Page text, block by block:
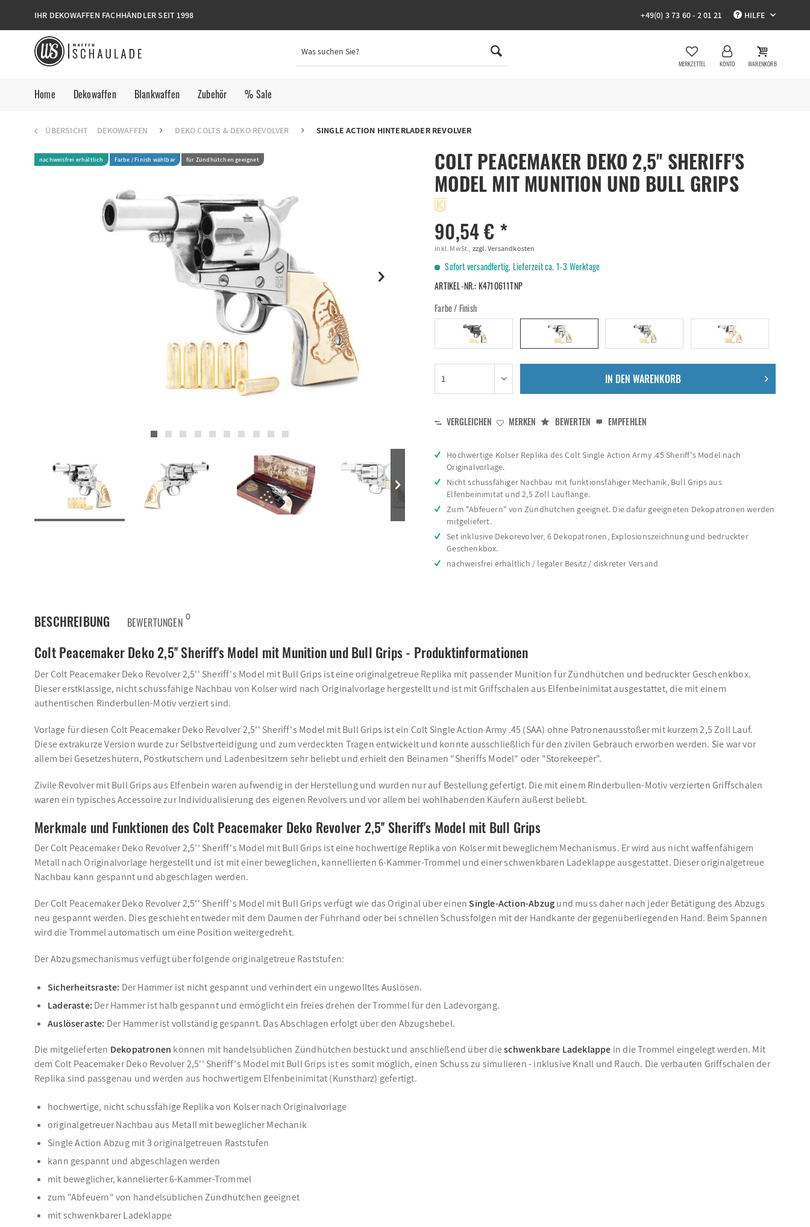
IHR DEKOWAFFEN FACHHÄNDLER SEIT 1998 +49(0) 3 73 60 - 2 01 21 HILFE
MERKZETTEL KONTO WARENKORB
Home Dekowaffen Blankwaffen Zubehör % Sale
ÜBERSICHT DEKOWAFFEN DEKO COLTS & DEKO REVOLVER SINGLE ACTION HINTERLADER REVOLVER
COLT PEACEMAKER DEKO 2,5'' SHERIFF'S
MODEL MIT MUNITION UND BULL GRIPS
nachweisfrei erhältlich Farbe / Finish wählbar für Zündhütchen geeignet
90,54 € *
inkl. MwSt., zzgl. Versandkosten
Sofort versandfertig, Lieferzeit ca. 1-3 Werktage
ARTIKEL-NR.:K4710611TNP
Farbe / Finish
IN DEN WARENKORB
VERGLEICHEN MERKEN BEWERTEN EMPFEHLEN
Hochwertige Kolser Replika des Colt Single Action Army .45 Sheriff's Model nach
Originalvorlage.
Nicht schussfähiger Nachbau mit funktionsfähiger Mechanik, Bull Grips aus
Elfenbeinimitat und 2,5 Zoll Lauflänge.
Zum "Abfeuern" von Zündhütchen geeignet. Die dafür geeigneten Dekopatronen werden
mitgeliefert.
Set inklusive Dekorevolver, 6 Dekopatronen, Explosionszeichnung und bedruckter
Geschenkbox.
nachweisfrei erhältlich / legaler Besitz / diskreter Versand
BESCHREIBUNG BEWERTUNGEN 0
Colt Peacemaker Deko 2,5'' Sheriff's Model mit Munition und Bull Grips - Produktinformationen
Der Colt Peacemaker Deko Revolver 2,5'' Sheriff's Model mit Bull Grips ist eine originalgetreue Replika mit passender Munition für Zündhütchen und bedruckter Geschenkbox.
Dieser erstklassige, nicht schussfähige Nachbau von Kolser wird nach Originalvorlage hergestellt und ist mit Griffschalen aus Elfenbeinimitat ausgestattet, die mit einem
authentischen Rinderbullen-Motiv verziert sind.
Vorlage für diesen Colt Peacemaker Deko Revolver 2,5'' Sheriff's Model mit Bull Grips ist ein Colt Single Action Army .45 (SAA) ohne Patronenausstoßer mit kurzem 2,5 Zoll Lauf.
Diese extrakurze Version wurde zur Selbstverteidigung und zum verdeckten Tragen entwickelt und konnte ausschließlich für den zivilen Gebrauch erworben werden. Sie war vor
allem bei Gesetzeshütern, Postkutschern und Ladenbesitzern sehr beliebt und erhielt den Beinamen "Sheriffs Model" oder "Storekeeper".
Zivile Revolver mit Bull Grips aus Elfenbein waren aufwendig in der Herstellung und wurden nur auf Bestellung gefertigt. Die mit einem Rinderbullen-Motiv verzierten Griffschalen
waren ein typisches Accessoire zur Individualisierung des eigenen Revolvers und vor allem bei wohlhabenden Käufern äußerst beliebt.
Merkmale und Funktionen des Colt Peacemaker Deko Revolver 2,5'' Sheriff's Model mit Bull Grips
Der Colt Peacemaker Deko Revolver 2,5'' Sheriff's Model mit Bull Grips ist eine hochwertige Replika von Kolser mit beweglichem Mechanismus. Er wird aus nicht waffenfähigem
Metall nach Originalvorlage hergestellt und ist mit einer beweglichen, kannellierten 6-Kammer-Trommel und einer schwenkbaren Ladeklappe ausgestattet. Dieser originalgetreue
Nachbau kann gespannt und abgeschlagen werden.
Der Colt Peacemaker Deko Revolver 2,5'' Sheriff's Model mit Bull Grips verfügt wie das Original über einenSingle-Action-Abzugund muss daher nach jeder Betätigung des Abzugs
neu gespannt werden. Dies geschieht entweder mit dem Daumen der Führhand oder bei schnellen Schussfolgen mit der Handkante der gegenüberliegenden Hand. Beim Spannen
wird die Trommel automatisch um eine Position weitergedreht.
Der Abzugsmechanismus verfügt über folgende originalgetreue Raststufen:
Sicherheitsraste: Der Hammer ist nicht gespannt und verhindert ein ungewolltes Auslösen.
Laderaste: Der Hammer ist halb gespannt und ermöglicht ein freies drehen der Trommel für den Ladevorgang.
Auslöseraste: Der Hammer ist vollständig gespannt. Das Abschlagen erfolgt über den Abzugshebel.
Die mitgelieferten Dekopatronen können mit handelsüblichen Zündhütchen bestückt und anschließend über dieschwenkbare Ladeklappe in die Trommel eingelegt werden. Mit
dem Colt Peacemaker Deko Revolver 2,5'' Sheriff's Model mit Bull Grips ist es somit möglich, einen Schuss zu simulieren - inklusive Knall und Rauch. Die verbauten Griffschalen der
Replika sind passgenau und werden aus hochwertigem Elfenbeinimitat (Kunstharz) gefertigt.
hochwertige, nicht schussfähige Replika von Kolser nach Originalvorlage
originalgetreuer Nachbau aus Metall mit beweglicher Mechanik
Single Action Abzug mit 3 originalgetreuen Raststufen
kann gespannt und abgeschlagen werden
mit beweglicher, kannelierter 6-Kammer-Trommel
zum "Abfeuern" von handelsüblichen Zündhütchen geeignet
mit schwenkbarer Ladeklappe